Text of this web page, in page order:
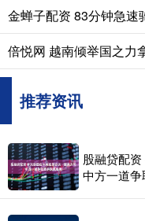
推荐资讯
股融贷配
中方一道